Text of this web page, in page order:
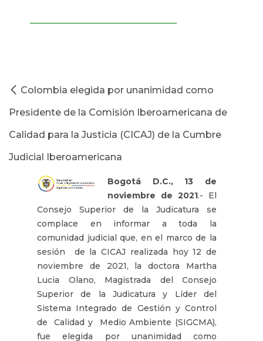
Colombia elegida por unanimidad como
Presidente de la Comisión Iberoamericana de
Calidad para la Justicia (CICAJ) de la Cumbre
Judicial Iberoamericana
Bogotá D.C., 13 de
noviembre de 2021.- El
Consejo Superior de la Judicatura se
complace en informar a toda la
comunidad judicial que, en el marco de la
sesión de la CICAJ realizada hoy 12 de
noviembre de 2021, la doctora Martha
Lucia Olano, Magistrada del Consejo
Superior de la Judicatura y Líder del
Sistema Integrado de Gestión y Control
de Calidad y Medio Ambiente (SIGCMA),
fue elegida por unanimidad como